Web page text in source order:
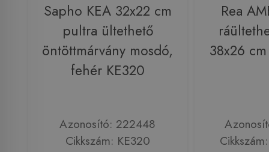
Sapho KEA 32x22 cm
pultra ültethető
öntöttmárvány mosdó,
fehér KE320
Azonosító: 222448
Cikkszám: KE320
Rea
38x26